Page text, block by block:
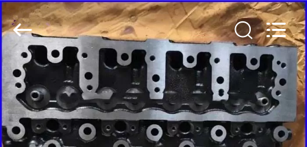
ACCUEIL
PRODUITS
Beijing
Road
Enterprise
Management
Services
Co.,LTD.
Rights
Reserved.